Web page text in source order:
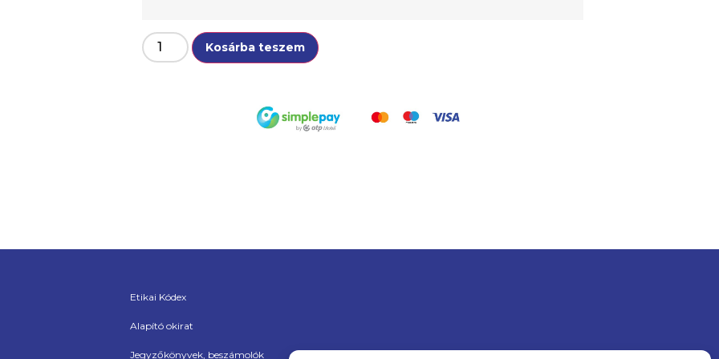
Kosárba teszem
Etikai Kódex
Alapító okirat
Jegyzőkönyvek, beszámolók